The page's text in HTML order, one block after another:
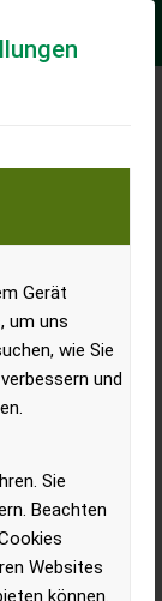
Gerät
um uns
wie Sie
und
Sie
Beachten
Websites
können.
Trend
fort
das
Prozent. Auch
oben: Mit
um 68
von 1.332